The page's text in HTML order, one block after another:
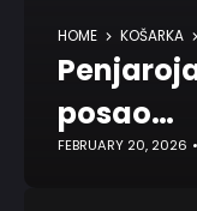
HOME KOŠARKA
posao…
FEBRUARY 20, 2026